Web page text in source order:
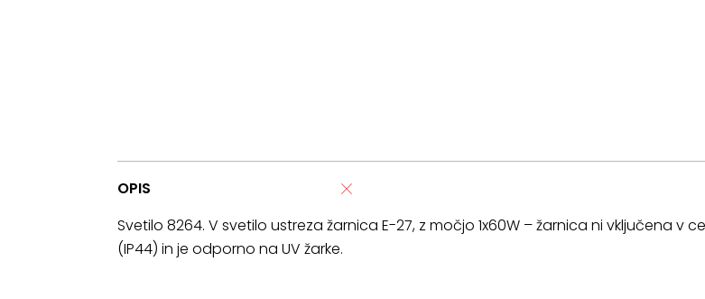
OPIS
Svetilo 8264. V svetilo ustreza žarnica E-27, z močjo 1x60W – žarnica ni vključena
(IP44) in je odporno na UV žarke.